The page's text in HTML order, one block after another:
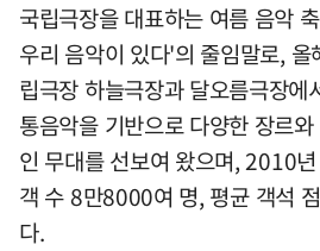
국립극장을 대표하는 여름 음악
우리 음악이 있다'의 줄임말로,
립극장 하늘극장과 달오름극장에
통음악을 기반으로 다양한 장르
인 무대를 선보여 왔으며, 2010
객 수 8만8000여 명, 평균 객석
다.